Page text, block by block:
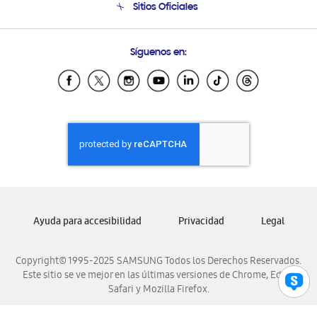
Soporte vía eMail
Sitios Oficiales
Samsung Ecuador
Samsung El Salvador
Samsung Honduras
Samsung Nicaragua
Samsung Panamá
Samsung Venezuela
Síguenos en:
Copyright© 1995-2025 SAMSUNG Todos los Derechos Reservados.
Este sitio se ve mejor en las últimas versiones de Chrome, Edge,
Safari y Mozilla Firefox.
Ayuda para accesibilidad Privacidad Legal